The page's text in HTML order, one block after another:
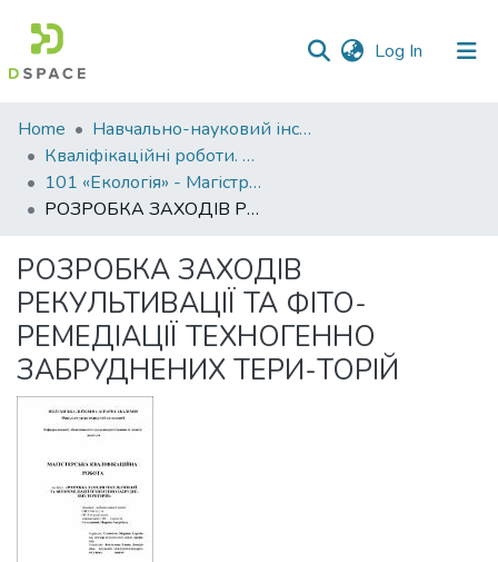
Log In (current)
Communities
&
Collections
Statistics
Home
Навчально-науковий інститут агротехнологій, селекції та екології
Кваліфікаційні роботи. ННІ агротехнологій, селекції та екології
101 «Екологія» - Магістри 2021-2022
РОЗРОБКА ЗАХОДІВ РЕКУЛЬТИВАЦІЇ ТА ФІТО-РЕМЕДІАЦІЇ ТЕХНОГЕННО ЗАБРУДНЕНИХ ТЕРИ-ТОРІЙ
РОЗРОБКА ЗАХОДІВ
РЕКУЛЬТИВАЦІЇ ТА ФІТО-
РЕМЕДІАЦІЇ ТЕХНОГЕННО
ЗАБРУДНЕНИХ ТЕРИ-ТОРІЙ